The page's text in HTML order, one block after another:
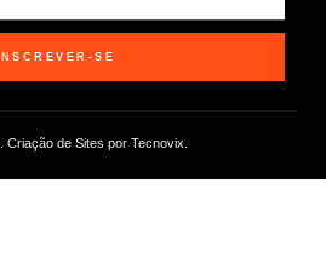
INSCREVER-SE
Criação de Sites por Tecnovix.